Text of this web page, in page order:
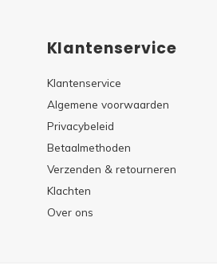
Klantenservice
Klantenservice
Algemene voorwaarden
Privacybeleid
Betaalmethoden
Verzenden & retourneren
Klachten
Over ons